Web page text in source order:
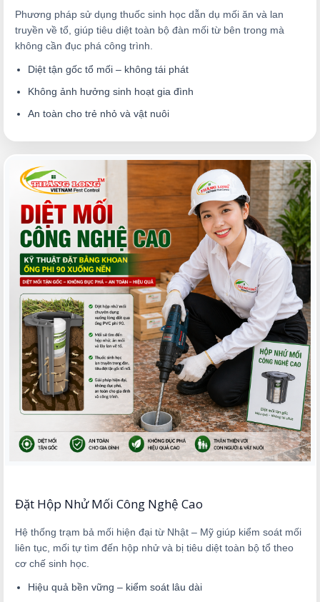
Phương pháp sử dụng thuốc sinh học dẫn dụ mối ăn và lan
truyền về tổ, giúp tiêu diệt toàn bộ đàn mối từ bên trong mà
không cần đục phá công trình.
Diệt tận gốc tổ mối – không tái phát
Không ảnh hưởng sinh hoạt gia đình
An toàn cho trẻ nhỏ và vật nuôi
Đặt Hộp Nhử Mối Công Nghệ Cao
Hệ thống trạm bả mối hiện đại từ Nhật – Mỹ giúp kiểm soát mối
liên tục, mối tự tìm đến hộp nhử và bị tiêu diệt toàn bộ tổ theo
cơ chế sinh học.
Hiệu quả bền vững – kiểm soát lâu dài